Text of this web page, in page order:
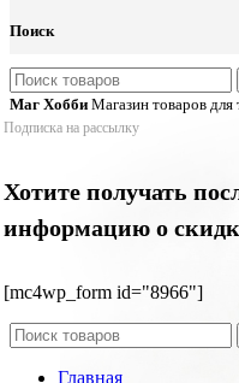
Поиск
Маг Хобби Магазин товаров для
Подписка на рассылку
Хотите получать
информацию о
[mc4wp_form id="8966"]
Главная